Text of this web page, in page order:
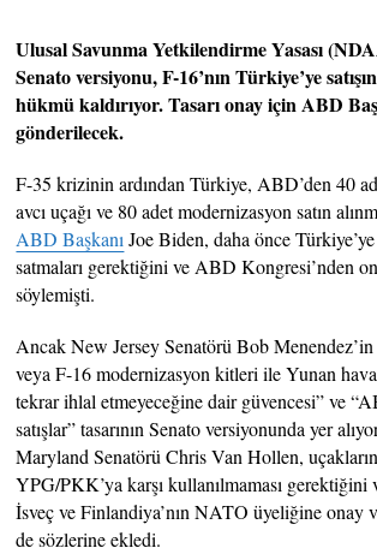
Ulusal Savunma Yetkilendirme Yasası
Senato versiyonu, F-16’nın Türkiye’ye
hükmü kaldırıyor. Tasarı onay için ABD
gönderilecek.
F-35 krizinin ardından Türkiye, ABD’den 40
avcı uçağı ve 80 adet modernizasyon satın
ABD BaşkanıJoe Biden, daha önce
satmaları gerektiğini ve ABD Kongresi’nden
söylemişti.
Ancak New Jersey Senatörü Bob
veya F-16 modernizasyon kitleri ile Yunan hava
tekrar ihlal etmeyeceğine dair güvencesi” ve
satışlar” tasarının Senato versiyonunda yer
Maryland Senatörü Chris Van Hollen,
YPG/PKK’ya karşı kullanılmaması gerektiğini
İsveç ve Finlandiya’nın NATO üyeliğine onay
de sözlerine ekledi.